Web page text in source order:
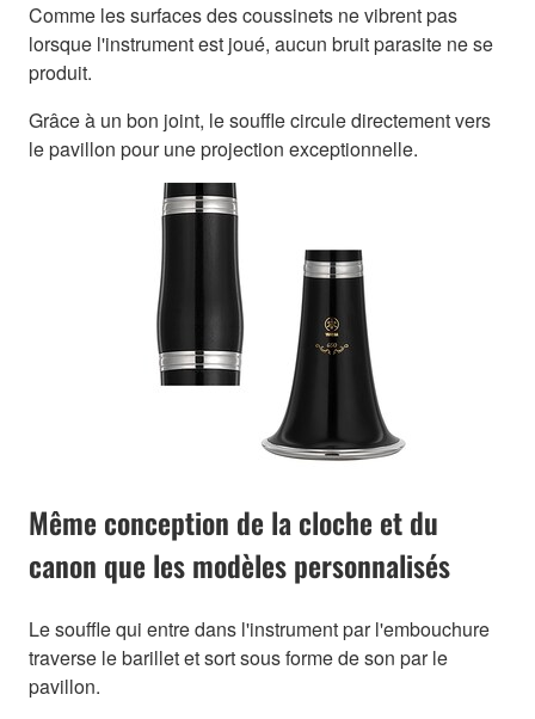
Comme les surfaces des coussinets ne vibrent pas
lorsque l'instrument est joué, aucun bruit parasite ne se
produit.
Grâce à un bon joint, le souffle circule directement vers
le pavillon pour une projection exceptionnelle.
Même conception de la cloche et du
canon que les modèles personnalisés
Le souffle qui entre dans l'instrument par l'embouchure
traverse le barillet et sort sous forme de son par le
pavillon.